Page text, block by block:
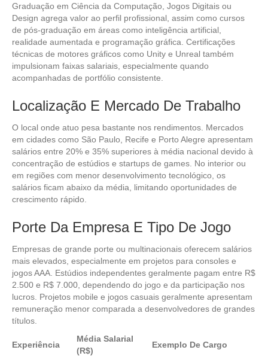
Graduação em Ciência da Computação, Jogos Digitais ou
Design agrega valor ao perfil profissional, assim como cursos
de pós-graduação em áreas como inteligência artificial,
realidade aumentada e programação gráfica. Certificações
técnicas de motores gráficos como Unity e Unreal também
impulsionam faixas salariais, especialmente quando
acompanhadas de portfólio consistente.
Localização E Mercado De Trabalho
O local onde atuo pesa bastante nos rendimentos. Mercados
em cidades como São Paulo, Recife e Porto Alegre apresentam
salários entre 20% e 35% superiores à média nacional devido à
concentração de estúdios e startups de games. No interior ou
em regiões com menor desenvolvimento tecnológico, os
salários ficam abaixo da média, limitando oportunidades de
crescimento rápido.
Porte Da Empresa E Tipo De Jogo
Empresas de grande porte ou multinacionais oferecem salários
mais elevados, especialmente em projetos para consoles e
jogos AAA. Estúdios independentes geralmente pagam entre R$
2.500 e R$ 7.000, dependendo do jogo e da participação nos
lucros. Projetos mobile e jogos casuais geralmente apresentam
remuneração menor comparada a desenvolvedores de grandes
títulos.
Experiência
Média Salarial
(R$)
Exemplo De Cargo